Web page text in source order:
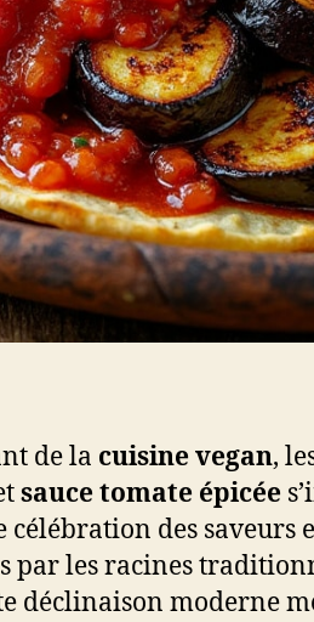
de la cuisine vegan,
sauce tomate épicée
des saveurs
par les racines
déclinaison moderne